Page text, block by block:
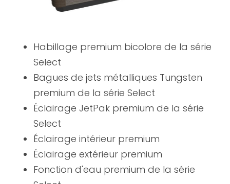
Habillage premium bicolore de la série
Select
Bagues de jets métalliques Tungsten
premium de la série Select
Éclairage JetPak premium de la série
Select
Éclairage intérieur premium
Éclairage extérieur premium
Fonction d'eau premium de la série